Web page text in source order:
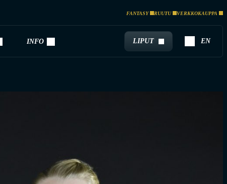
FANTASY RUUTU VERKKOKAUPPA
INFO LIPUT EN